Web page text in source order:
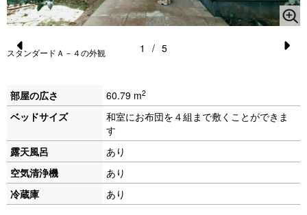
Pr
vi
o
u
s
スタンダードＡ－４の外観
xt
1 / 5
部屋の広さ 60.79 m2
ベッドサイズ
和室にお布団を４組まで敷くことができま
す
露天風呂
あり
空気清浄機
あり
冷蔵庫
あり